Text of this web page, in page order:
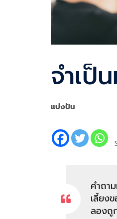
จำเป็
แบ่งปัน
คำถา
เลี้ยง
ลองถู